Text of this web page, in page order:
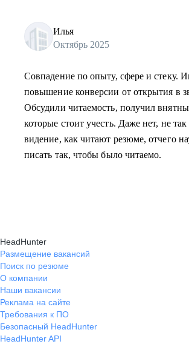
Илья
Октябрь 2025
Совпадение по опыту, сфере и стеку.
повышение конверсии от открытия в
Обсудили читаемость, получил
которые стоит учесть. Даже нет, не
видение, как читают резюме, отчего
писать так, чтобы было читаемо.
HeadHunter
Размещение вакансий
Поиск по резюме
О компании
Наши вакансии
Реклама на сайте
Требования к ПО
Безопасный HeadHunter
HeadHunter API